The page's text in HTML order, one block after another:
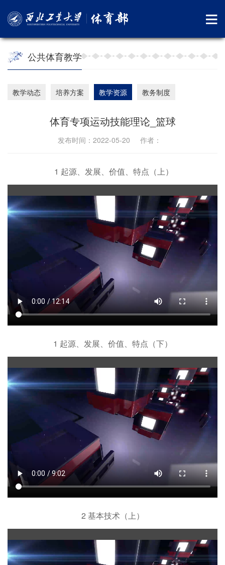
公共体育教学
教学动态 培养方案 教学资源 教务制度
体育专项运动技能理论_篮球
发布时间：2022-05-20 作者：
1 起源、发展、价值、特点（上）
1 起源、发展、价值、特点（下）
2 基本技术（上）